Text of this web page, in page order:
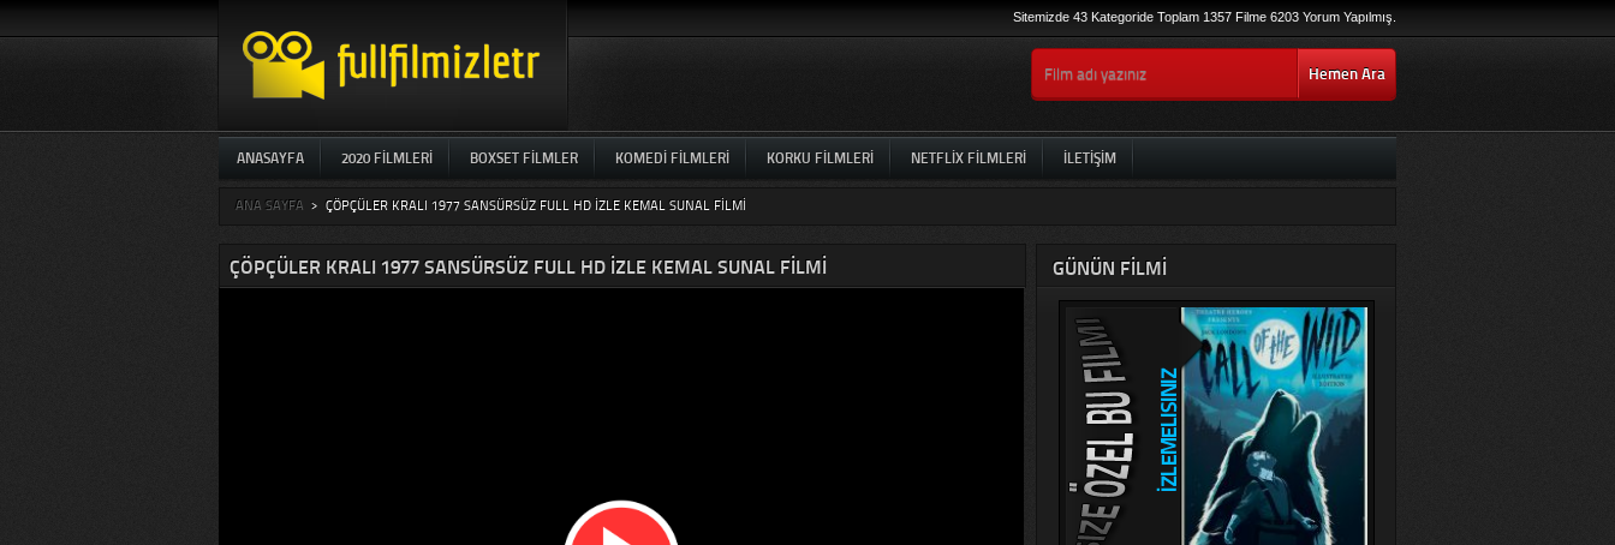
Sitemizde 43 Kategoride Toplam 1357 Filme 6203 Yorum Yapılmış.
Hemen Ara
ANASAYFA 2020 FILMLERI BOXSET FILMLER KOMEDI FILMLERI KORKU FILMLERI NETFLIX FILMLERI İLETIŞIM
ANA SAYFA > ÇÖPÇÜLER KRALI 1977 SANSÜRSÜZ FULL HD IZLE KEMAL SUNAL FILMI
ÇÖPÇÜLER KRALI 1977 SANSÜRSÜZ FULL HD IZLE KEMAL SUNAL FILMI GÜNÜN FILMI